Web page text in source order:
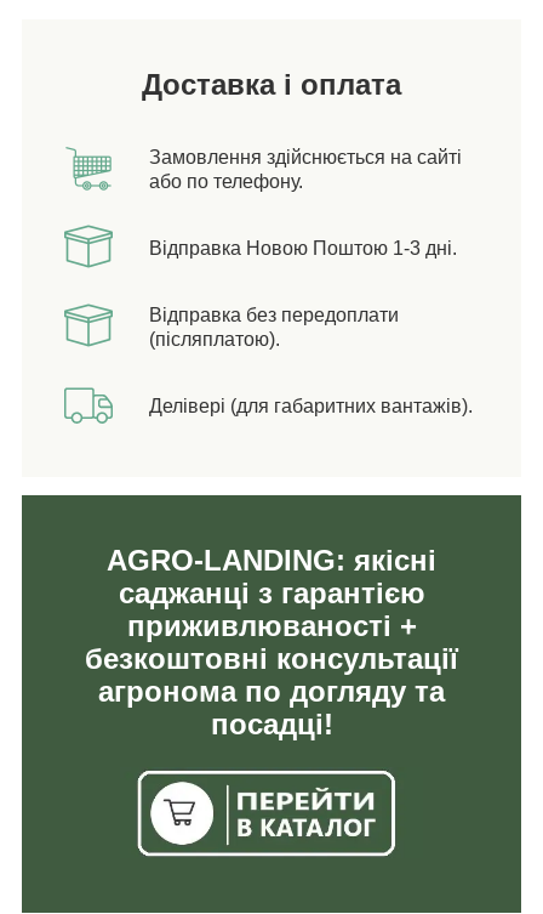
Доставка і оплата
Замовлення здійснюється на сайті
або по телефону.
Відправка Новою Поштою 1-3 дні.
Відправка без передоплати
(післяплатою).
Делівері (для габаритних вантажів).
AGRO-LANDING: якісні
саджанці з гарантією
приживлюваності +
безкоштовні консультації
агронома по догляду та
посадці!